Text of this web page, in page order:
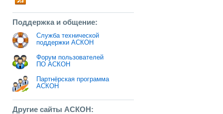
Поддержка и общение:
Служба технической
поддержки АСКОН
Форум пользователей
ПО АСКОН
Партнёрская программа
АСКОН
Другие сайты АСКОН: